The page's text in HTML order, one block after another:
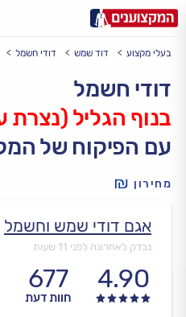
עירעיר: תל אביב, חיפה…
בעלי מקצוע דוד שמש דודי חשמל
דודי חשמל
בנוף הגליל (נצרת
עם הפיקוח של
מחירון
אגם דודי שמש וחשמל
נבדק לאחרונה לפני 11 שעות
4.90
677
חוות דעת